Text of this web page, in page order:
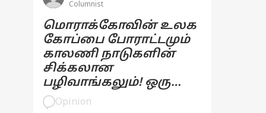
Columnist
மொராக்கோவின் உலக
கோப்பை போராட்டமும்
காலணி நாடுகளின்
சிக்கலான
பழிவாங்கலும்! ஒரு
பார்வை
Opinion